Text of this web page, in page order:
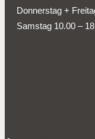
Donnerstag +
Samstag 10.00 –